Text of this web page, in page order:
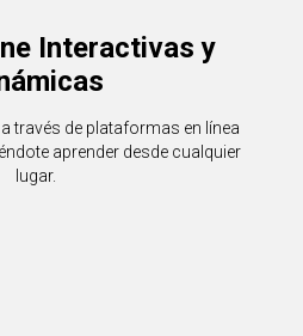
Interactivas y
través de plataformas en línea
aprender desde cualquier
lugar.